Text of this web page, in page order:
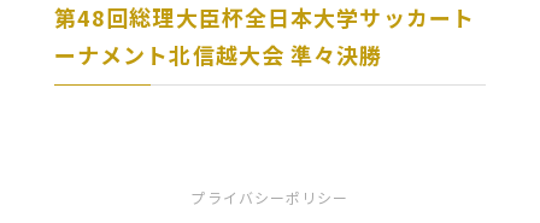
第48回総理大臣杯全日本大学サッカート
ーナメント北信越大会 準々決勝
プライバシーポリシー